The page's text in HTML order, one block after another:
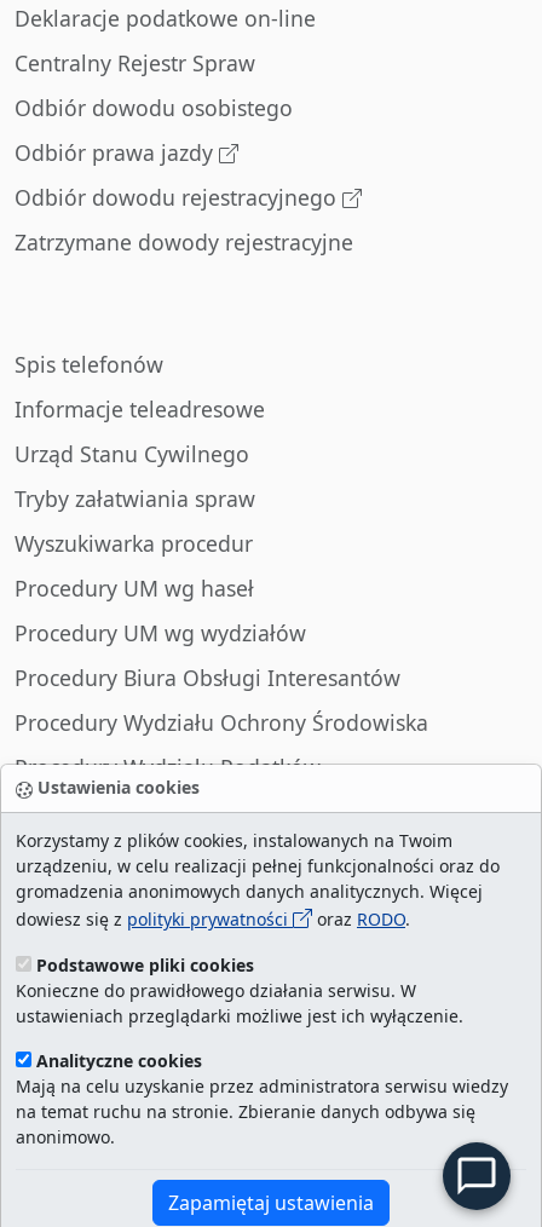
Ustawienia cookies
Korzystamy z plików cookies, instalowanych na Twoim
urządzeniu, w celu realizacji pełnej funkcjonalności oraz do
gromadzenia anonimowych danych analitycznych. Więcej
dowiesz się z polityki prywatności oraz RODO.
Podstawowe pliki cookies
Konieczne do prawidłowego działania serwisu. W
ustawieniach przeglądarki możliwe jest ich wyłączenie.
Analityczne cookies
Mają na celu uzyskanie przez administratora serwisu wiedzy
na temat ruchu na stronie. Zbieranie danych odbywa się
anonimowo.
Zapamiętaj ustawienia
Deklaracje podatkowe on-line
Centralny Rejestr Spraw
Odbiór dowodu osobistego
Odbiór prawa jazdy
Odbiór dowodu rejestracyjnego
Zatrzymane dowody rejestracyjne
Spis telefonów
Informacje teleadresowe
Urząd Stanu Cywilnego
Tryby załatwiania spraw
Wyszukiwarka procedur
Procedury UM wg haseł
Procedury UM wg wydziałów
Procedury Biura Obsługi Interesantów
Procedury Wydziału Ochrony Środowiska
Procedury Wydziału Podatków
Procedury Wydziału Spraw Obywatelskich
liczba wizyt:29008826/ aktualna strona:
najczęściej odwiedzane strony
cookies
Urząd Miasta Szczecin. Portal eurzad.szczecin.pl
jest integralną częścią Biuletynu Informacji
Publicznej Urzędu Miasta Szczecin.
Kontakt:
ekancelaria@um.szczecin.pl